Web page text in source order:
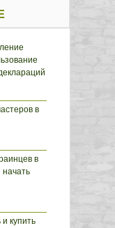
в
в
начать
купить